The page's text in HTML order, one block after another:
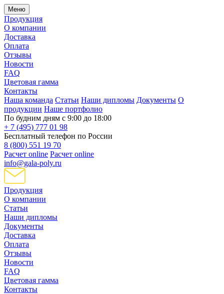
Меню
Продукция
О компании
Доставка
Оплата
Отзывы
Новости
FAQ
Цветовая гамма
Контакты
Наша команда Статьи Наши дипломы Документы О
продукции Наше портфолио
По будним дням с 9:00 до 18:00
+ 7 (495) 777 01 98
Бесплатный телефон по России
8 (800) 551 19 70
Расчет online Расчет online
info@gala-poly.ru
Продукция
О компании
Статьи
Наши дипломы
Документы
Доставка
Оплата
Отзывы
Новости
FAQ
Цветовая гамма
Контакты